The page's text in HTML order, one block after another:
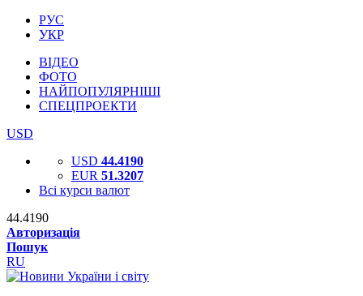
РУС
УКР
ВІДЕО
ФОТО
НАЙПОПУЛЯРНІШІ
СПЕЦПРОЕКТИ
USD
USD 44.4190
EUR 51.3207
Всі курси валют
44.4190
Авторизація
Пошук
RU